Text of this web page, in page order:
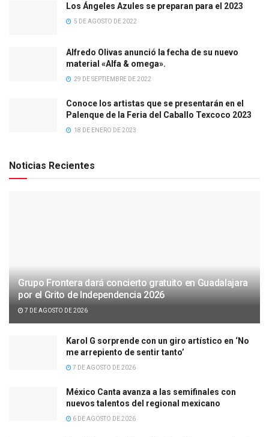
Los Ángeles Azules se preparan para el 2023
5 DE AGOSTO DE 2022
Alfredo Olivas anunció la fecha de su nuevo
material «Alfa & omega».
29 DE SEPTIEMBRE DE 2022
Conoce los artistas que se presentarán en el
Palenque de la Feria del Caballo Texcoco 2023
18 DE ENERO DE 2023
Noticias Recientes
Grupo Frontera dará concierto gratuito en Guadalajara
por el Grito de Independencia 2026
7 DE AGOSTO DE 2026
Karol G sorprende con un giro artístico en ‘No
me arrepiento de sentir tanto’
7 DE AGOSTO DE 2026
México Canta avanza a las semifinales con
nuevos talentos del regional mexicano
6 DE AGOSTO DE 2026